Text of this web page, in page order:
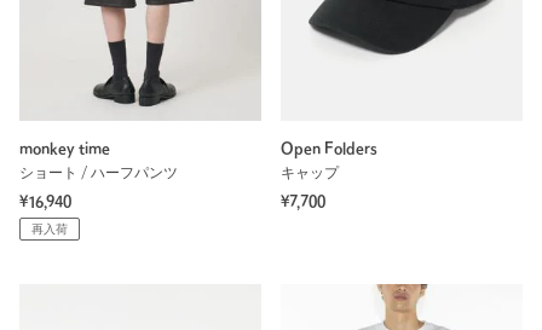
monkey time
ショート / ハーフパンツ
¥16,940
再入荷
Open Folders
キャップ
¥7,700